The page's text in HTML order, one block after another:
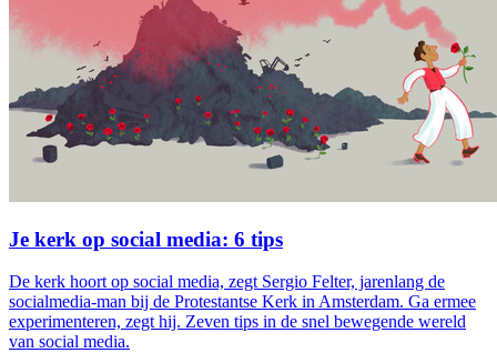
Je kerk op social media: 6 tips
De kerk hoort op social media, zegt Sergio Felter, jarenlang de
socialmedia-man bij de Protestantse Kerk in Amsterdam. Ga ermee
experimenteren, zegt hij. Zeven tips in de snel bewegende wereld
van social media.